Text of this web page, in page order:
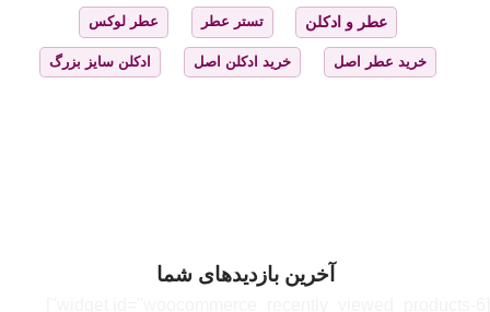
عطر و ادکلن تستر عطر عطر لوکس
خرید عطر اصل خرید ادکلن اصل ادکلن سایز بزرگ
آخرین بازدیدهای شما